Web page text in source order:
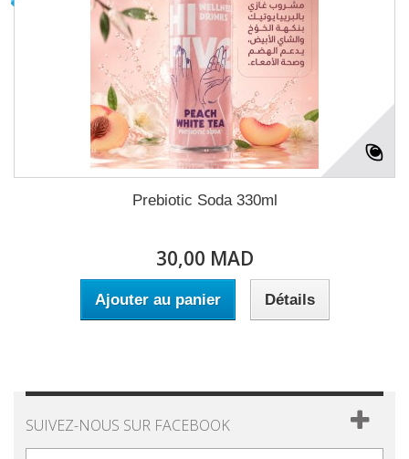
Prebiotic Soda 330ml
30,00 MAD
Ajouter au panier Détails
SUIVEZ-NOUS SUR FACEBOOK